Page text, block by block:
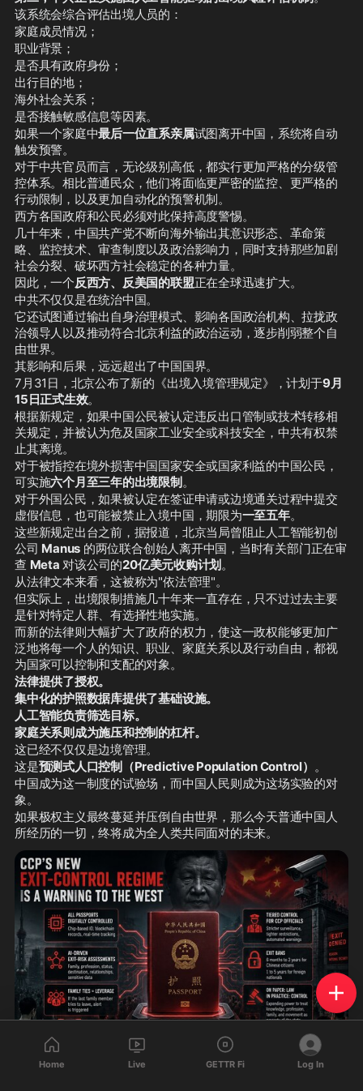
同时提到，
具体时间尚未确定
虽然当地近期持续高温，
🏃‍♀️ 每天锻炼
🥤 注意补充水分
❤️ 重视身体健康
⑤ G-Fashion 八月线上活动
8月份将举行线上促销活动。
凡是：
✅ 315之后坚定支持联盟的新中国联
邦战友
经联盟审核后，将收到 专属购买链接 。
另外：
若一次性采购达到一定数量（约2万欧
元），
即可获得G-Fashion生产价
适合计划成为：
分销商
代理商
团购负责人
⑥ G-Fashion纽约线下活动 🗽
📅 时间：
2026年9月10日—9月15日
恰逢纽约时装周期间举行。
📍 地点：
联盟纽约办公室
活动内容包括：
✨ 全系列新品展示
👗 现场试穿体验
📸 专业摄影师拍照
🍵 茶点、巧克力等餐饮供应
战友可自由选择参加一天或多天，
但均需提前报名并通过审核。
近期，GETTR已完成
新
新版重点包括：
✅ 用户体验明显提升
✅ 页面更加流畅
✅ 社区互动更加顺畅
联盟也呼吁广大战友：
继续积极使用、测试，并及时反馈意
见，共同推动平台持续优化。
该系统会综合评估出境人员的：
家庭成员情况；
职业背景；
是否具有政府身份；
出行目的地；
海外社会关系；
是否接触敏感信息等因素。
如果一个家庭中最后一位直系亲属试图离开中国，系统将自动
触发预警。
对于中共官员而言，无论级别高低，都实行更加严格的分级管
控体系。相比普通民众，他们将面临更严密的监控、更严格的
行动限制，以及更加自动化的预警机制。
西方各国政府和公民必须对此保持高度警惕。
几十年来，中国共产党不断向海外输出其意识形态、革命策
略、监控技术、审查制度以及政治影响力，同时支持那些加剧
社会分裂、破坏西方社会稳定的各种力量。
因此，一个反西方、反美国的联盟正在全球迅速扩大。
中共不仅仅是在统治中国。
它还试图通过输出自身治理模式、影响各国政治机构、拉拢政
治领导人以及推动符合北京利益的政治运动，逐步削弱整个自
由世界。
其影响和后果，远远超出了中国国界。
7月31日，北京公布了新的《出境入境管理规定》，计划于9月
15日正式生效。
根据新规定，如果中国公民被认定违反出口管制或技术转移相
关规定，并被认为危及国家工业安全或科技安全，中共有权禁
止其离境。
对于被指控在境外损害中国国家安全或国家利益的中国公民，
可实施六个月至三年的出境限制。
对于外国公民，如果被认定在签证申请或边境通关过程中提交
虚假信息，也可能被禁止入境中国，期限为一至五年。
这些新规定出台之前，据报道，北京当局曾阻止人工智能初创
公司 Manus 的两位联合创始人离开中国，当时有关部门正在审
查 Meta 对该公司的20亿美元收购计划。
从法律文本来看，这被称为"依法管理"。
但实际上，出境限制措施几十年来一直存在，只不过过去主要
是针对特定人群、有选择性地实施。
而新的法律则大幅扩大了政府的权力，使这一政权能够更加广
泛地将每一个人的知识、职业、家庭关系以及行动自由，都视
为国家可以控制和支配的对象。
法律提供了授权。
集中化的护照数据库提供了基础设施。
人工智能负责筛选目标。
家庭关系则成为施压和控制的杠杆。
这已经不仅仅是边境管理。
这是预测式人口控制（Predictive Population Control） 。
中国成为这一制度的试验场，而中国人民则成为这场实验的对
象。
如果极权主义最终蔓延并压倒自由世界，那么今天普通中国人
所经历的一切，终将成为全人类共同面对的未来。
Home Live GETTR Fi Log In